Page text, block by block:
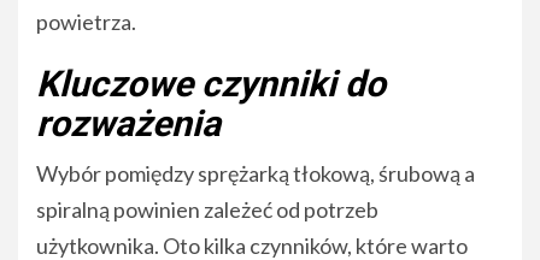
powietrza.
Kluczowe czynniki do
rozważenia
Wybór pomiędzy sprężarką tłokową, śrubową a
spiralną powinien zależeć od potrzeb
użytkownika. Oto kilka czynników, które warto